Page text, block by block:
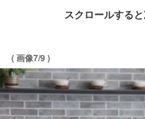
スクロールする
( 画像7/9 )